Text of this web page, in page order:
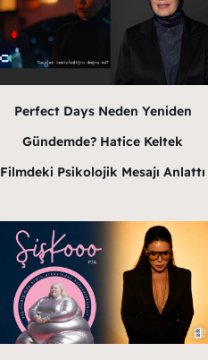
Perfect Days Neden Yeniden
Gündemde? Hatice Keltek
Filmdeki Psikolojik Mesajı Anlattı